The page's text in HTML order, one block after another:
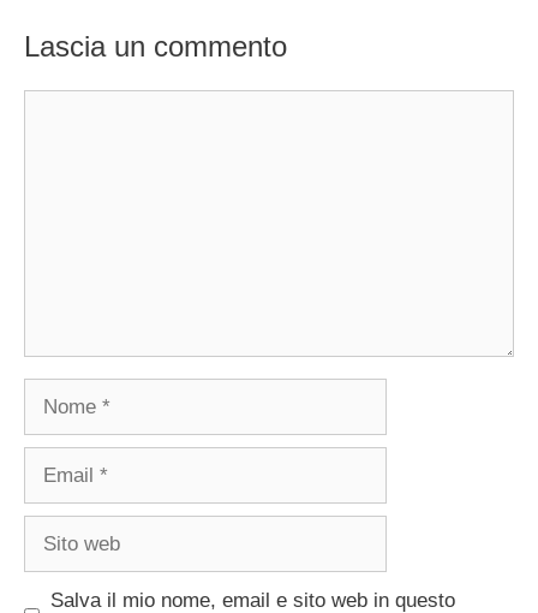
Lascia un commento
Salva il mio nome, email e sito web in questo